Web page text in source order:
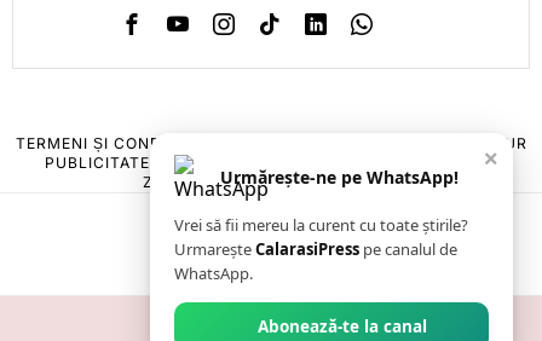
TERMENI ȘI CONDIȚII
POLITICA DE ANULARE & RETUR
PUBLICITATE ONLINE & TIPĂRITĂ
CONTACT
ZIARUL ANUNȚUL CĂLĂRĂȘEAN
×
Urmărește-ne pe WhatsApp!
Vrei să fii mereu la curent cu toate știrile?
UrmareșteCalarasiPress pe canalul de
WhatsApp.
Abonează-te la canal